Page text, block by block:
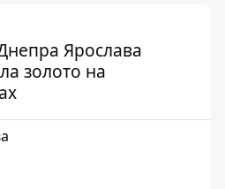
Ярослава
золото на